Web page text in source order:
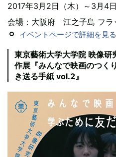
2017年3月2日（木）～3月4日
会場：大阪府 江之子島 フラ
イベントページで詳細を見る
東京藝術大学大学院 映像研
作展『みんなで映画のつく
き送る手紙 vol.2』